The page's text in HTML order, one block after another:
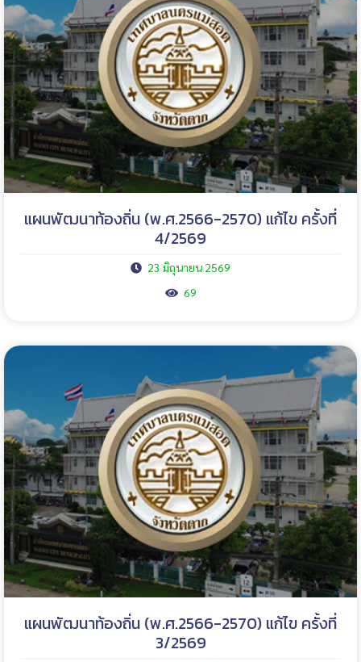
แผนพัฒนาท้องถิ่น (พ.ศ.2566-2570) แก้ไข ครั้งที่
4/2569
23 มิถุนายน 2569
69
แผนพัฒนาท้องถิ่น (พ.ศ.2566-2570) แก้ไข ครั้งที่
3/2569